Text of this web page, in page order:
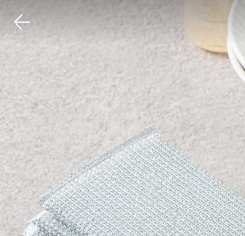
클릭 시 이미지 확대 보기 팝업 열림